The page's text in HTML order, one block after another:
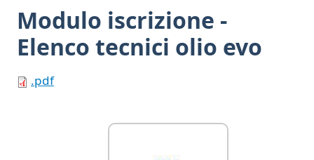
Modulo iscrizione -
Elenco tecnici olio evo
.pdf